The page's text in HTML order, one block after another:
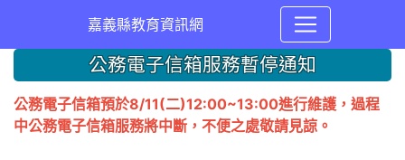
嘉義縣教育資訊網
公務電子信箱服務暫停通知
公務電子信箱預於8/11(二)12:00~13:00進行維護，過程
中公務電子信箱服務將中斷，不便之處敬請見諒。